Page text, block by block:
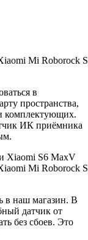
Mi Roborock
в
пространства,
комплектующих.
ИК приёмника
Mi Roborock
в наш магазин. В
датчик от
без сбоев. Это